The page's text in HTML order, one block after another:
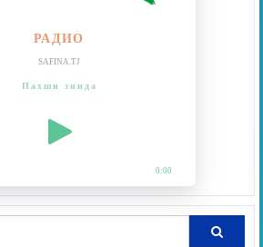
РАДИО
SAFINA.TJ
Пахши зинда
0:00